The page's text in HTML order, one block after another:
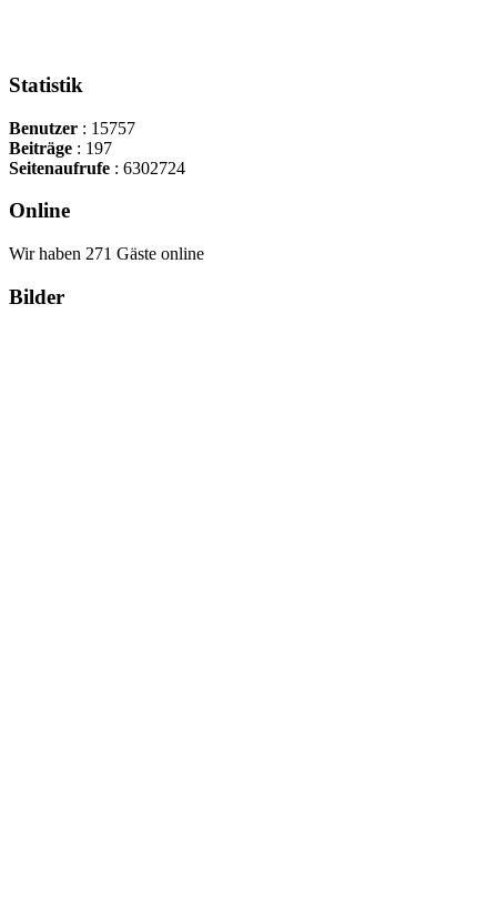
Statistik
Benutzer : 15757
Beiträge : 197
Seitenaufrufe : 6302724
Online
Wir haben 271 Gäste online
Bilder